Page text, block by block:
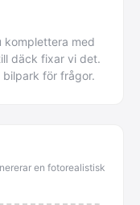
komplettera med
däck fixar vi det.
bilpark för frågor.
en fotorealistisk